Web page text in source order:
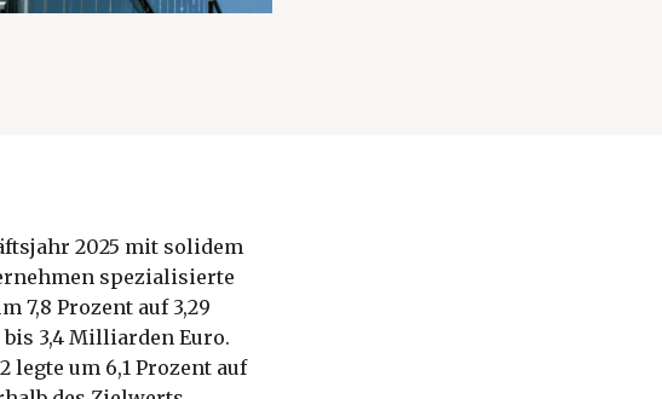
2025 mit solidem
spezialisierte
7,8 Prozent auf 3,29
3,4 Milliarden Euro.
legte um 6,1 Prozent auf